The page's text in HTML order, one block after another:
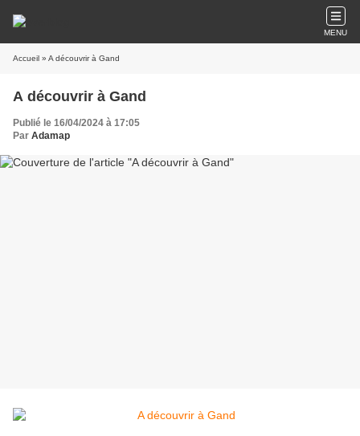
MENU
Accueil » A découvrir à Gand
A découvrir à Gand
Publié le 16/04/2024 à 17:05
Par Adamap